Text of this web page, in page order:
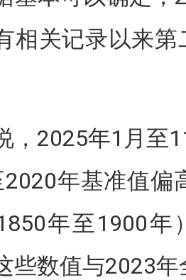
相关记录以来
，2025年1月至
2020年基准值偏
年至1900年
些数值与2023年